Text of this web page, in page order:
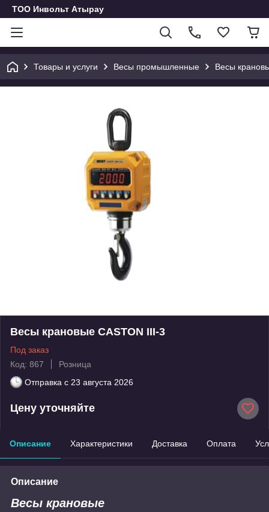
ТОО Инвольт Атырау
Товары и услуги Весы промышленные Весы
Весы крановые CASTON III-3
Под заказ
Код: 867
Розница
Отправка с 23 августа 2026
Цену уточняйте
Описание Характеристики Доставка Оплата
Описание
Весы крановые